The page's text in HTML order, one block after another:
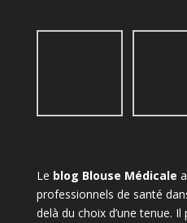
Le blog Blouse Médicale
professionnels de santé
delà du choix d’une tenue.